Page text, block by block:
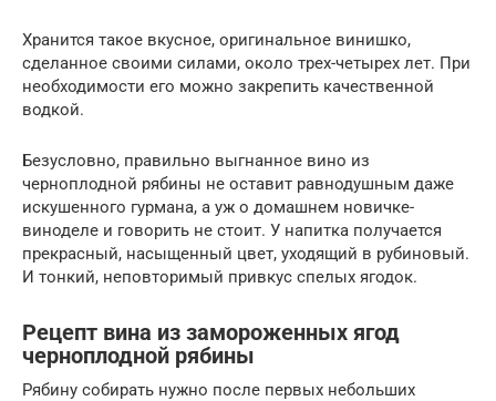
Хранится такое вкусное, оригинальное винишко,
сделанное своими силами, около трех-четырех лет. При
необходимости его можно закрепить качественной
водкой.
Безусловно, правильно выгнанное вино из
черноплодной рябины не оставит равнодушным даже
искушенного гурмана, а уж о домашнем новичке-
виноделе и говорить не стоит. У напитка получается
прекрасный, насыщенный цвет, уходящий в рубиновый.
И тонкий, неповторимый привкус спелых ягодок.
Рецепт вина из замороженных ягод
черноплодной рябины
Рябину собирать нужно после первых небольших